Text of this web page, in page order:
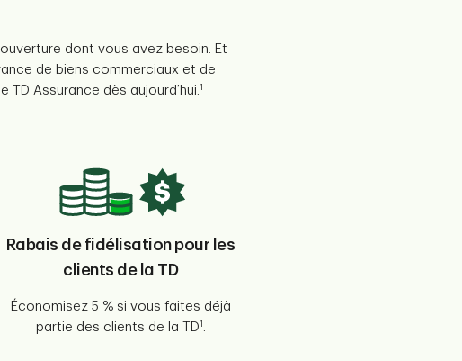
dont vous avez besoin. Et
de biens commerciaux et de
Assurance dès aujourd’hui.1
Rabais de fidélisation pour les
clients de la TD
Économisez 5 % si vous faites déjà
partie des clients de la TD1 .